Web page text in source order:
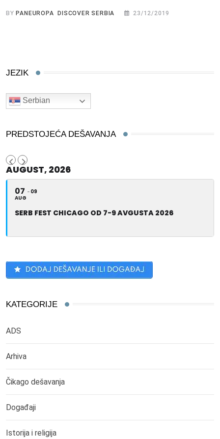
BYPANEUROPA DISCOVER SERBIA 23/12/2019
JEZIK
Serbian
PREDSTOJEĆA DEŠAVANJA
AUGUST, 2026
07
AUG
09
SERB FEST CHICAGO OD 7-9 AVGUSTA 2026
KATEGORIJE
ADS
Arhiva
Čikago dešavanja
Događaji
Istorija i religija